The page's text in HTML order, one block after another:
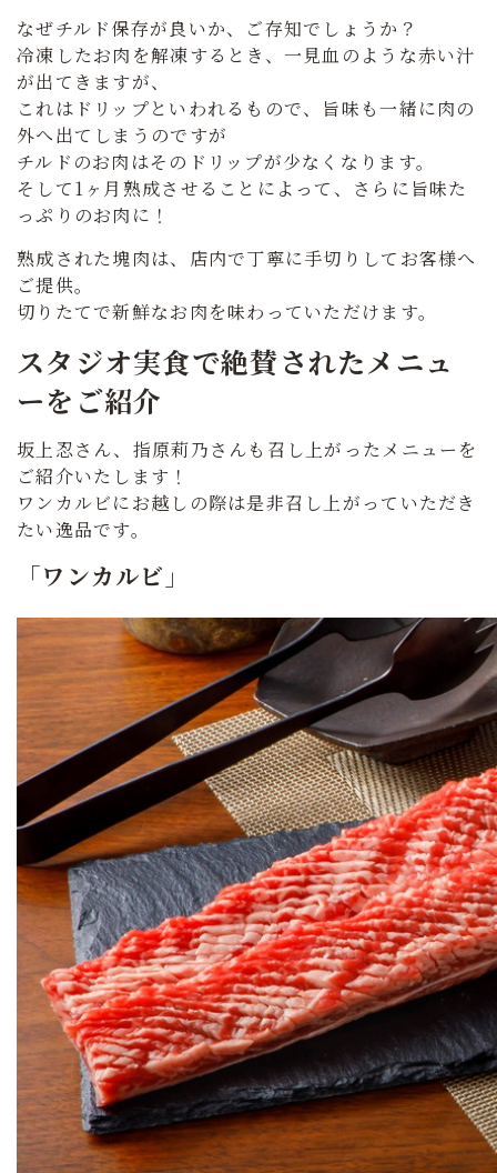
なぜチルド保存が良いか、ご存知でしょうか？
冷凍したお肉を解凍するとき、一見血のような赤い汁
が出てきますが、
これはドリップといわれるもので、旨味も一緒に肉の
外へ出てしまうのですが
チルドのお肉はそのドリップが少なくなります。
そして1ヶ月熟成させることによって、さらに旨味た
っぷりのお肉に！
熟成された塊肉は、店内で丁寧に手切りしてお客様へ
ご提供。
切りたてで新鮮なお肉を味わっていただけます。
スタジオ実食で絶賛されたメニュ
ーをご紹介
坂上忍さん、指原莉乃さんも召し上がったメニューを
ご紹介いたします！
ワンカルビにお越しの際は是非召し上がっていただき
たい逸品です。
「ワンカルビ」